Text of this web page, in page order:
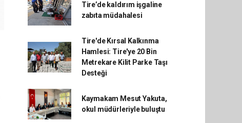
Tire’de kaldırım işgaline
zabıta müdahalesi
Tire'de Kırsal Kalkınma
Hamlesi: Tire'ye 20 Bin
Metrekare Kilit Parke Taşı
Desteği
Kaymakam Mesut Yakuta,
okul müdürleriyle buluştu